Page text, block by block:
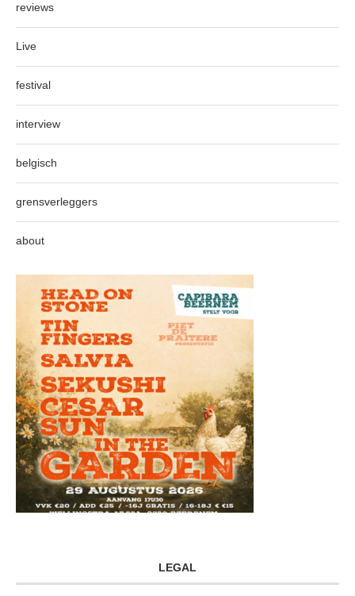
reviews
Live
festival
interview
belgisch
grensverleggers
about
LEGAL